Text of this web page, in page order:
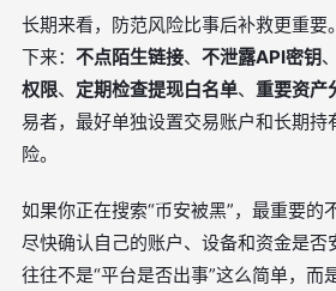
长期来看，防范风险比事后补救更重要
下来： 不点陌生链接、 不泄露API密钥、
权限、 定期检查提现白名单、 重要资产
易者，最好单独设置交易账户和长期持
险。
如果你正在搜索“币安被黑”，最重要的
尽快确认自己的账户、设备和资金是否
往往不是“平台是否出事”这么简单，而